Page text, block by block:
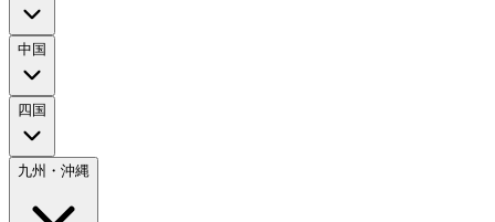
中国
四国
九州・沖縄